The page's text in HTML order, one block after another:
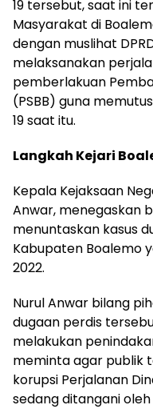
19 tersebut, saat ini
Masyarakat di
dengan muslihat
melaksanakan
pemberlakuan
(PSBB) guna
19 saat itu.
Langkah Kejari
Kepala Kejaksaan
Anwar, menegaskan
menuntaskan kasus
Kabupaten Boalemo
2022.
Nurul Anwar bilang
dugaan perdis
melakukan
meminta agar publik
korupsi Perjalanan
sedang ditangani